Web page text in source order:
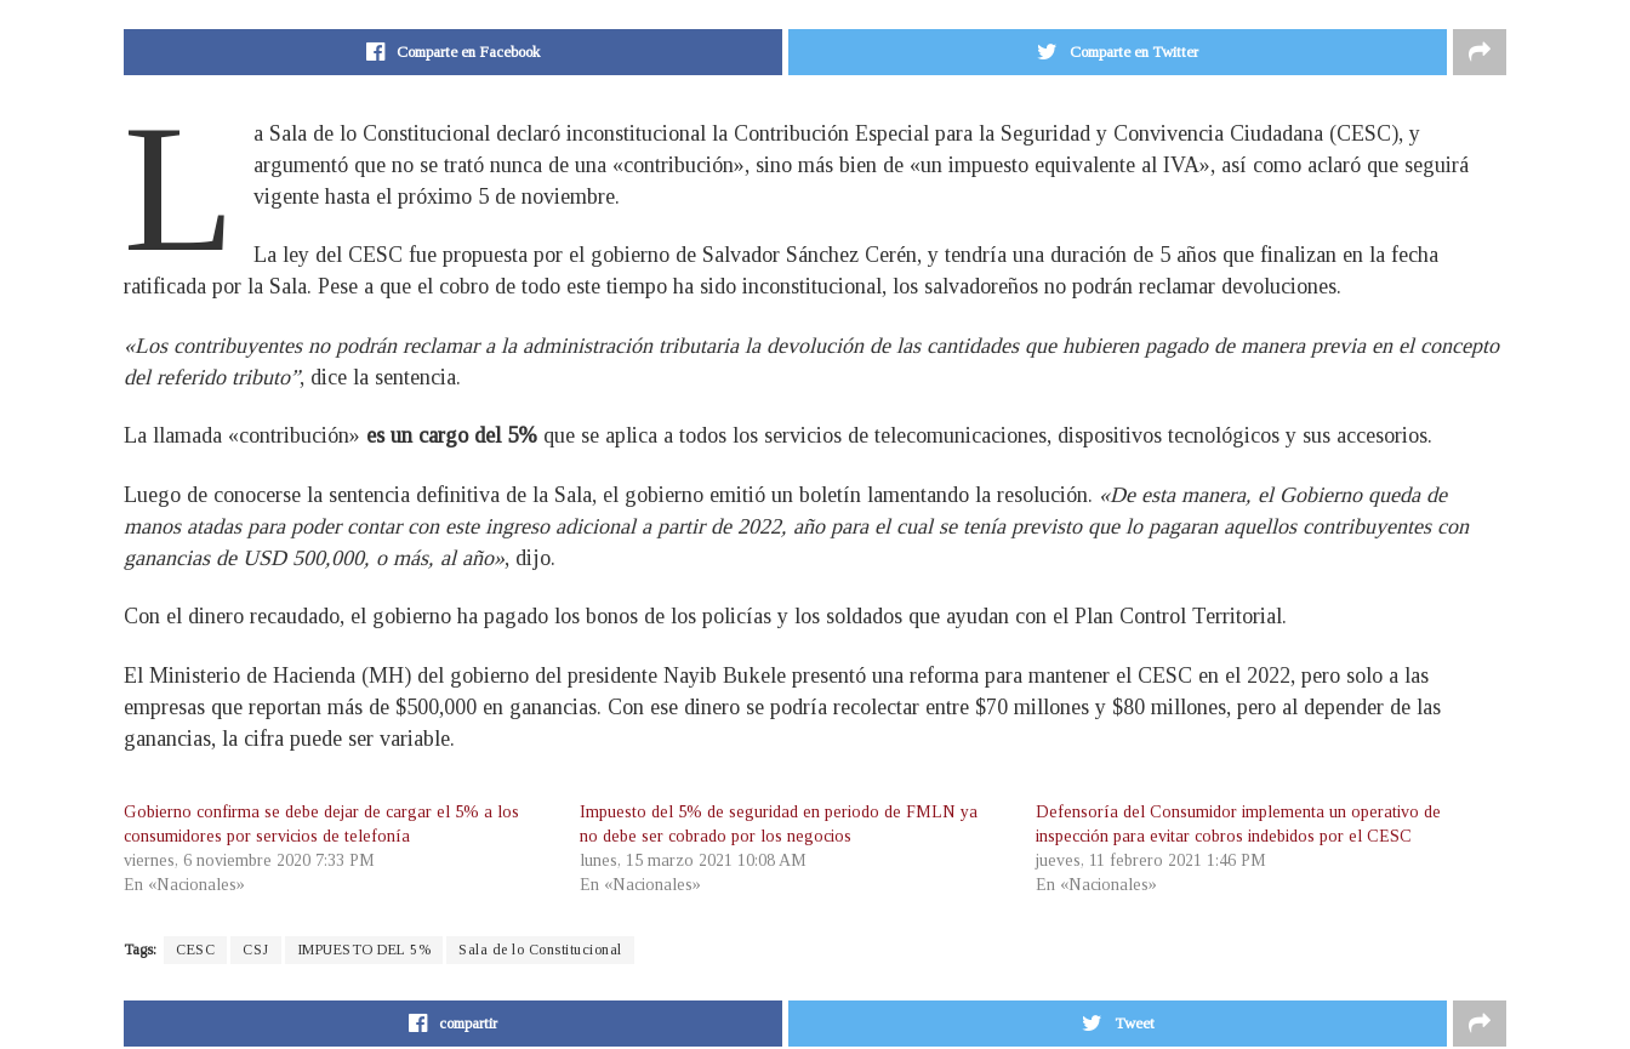
Comparte en Facebook Comparte en Twitter
L
a Sala de lo Constitucional declaró inconstitucional la Contribución Especial para la Seguridad y Convivencia Ciudadana (CESC), y
argumentó que no se trató nunca de una «contribución», sino más bien de «un impuesto equivalente al IVA», así como aclaró que seguirá
vigente hasta el próximo 5 de noviembre.
La ley del CESC fue propuesta por el gobierno de Salvador Sánchez Cerén, y tendría una duración de 5 años que finalizan en la fecha
ratificada por la Sala. Pese a que el cobro de todo este tiempo ha sido inconstitucional, los salvadoreños no podrán reclamar devoluciones.
«Los contribuyentes no podrán reclamar a la administración tributaria la devolución de las cantidades que hubieren pagado de manera previa en el concepto
del referido tributo”, dice la sentencia.
La llamada «contribución» es un cargo del 5% que se aplica a todos los servicios de telecomunicaciones, dispositivos tecnológicos y sus accesorios.
Luego de conocerse la sentencia definitiva de la Sala, el gobierno emitió un boletín lamentando la resolución. «De esta manera, el Gobierno queda de
manos atadas para poder contar con este ingreso adicional a partir de 2022, año para el cual se tenía previsto que lo pagaran aquellos contribuyentes con
ganancias de USD 500,000, o más, al año», dijo.
Con el dinero recaudado, el gobierno ha pagado los bonos de los policías y los soldados que ayudan con el Plan Control Territorial.
El Ministerio de Hacienda (MH) del gobierno del presidente Nayib Bukele presentó una reforma para mantener el CESC en el 2022, pero solo a las
empresas que reportan más de $500,000 en ganancias. Con ese dinero se podría recolectar entre $70 millones y $80 millones, pero al depender de las
ganancias, la cifra puede ser variable.
Gobierno confirma se debe dejar de cargar el 5% a los
consumidores por servicios de telefonía
viernes, 6 noviembre 2020 7:33 PM
En «Nacionales»
Impuesto del 5% de seguridad en periodo de FMLN ya
no debe ser cobrado por los negocios
lunes, 15 marzo 2021 10:08 AM
En «Nacionales»
Defensoría del Consumidor implementa un operativo de
inspección para evitar cobros indebidos por el CESC
jueves, 11 febrero 2021 1:46 PM
En «Nacionales»
Tags: CESC CSJ IMPUESTO DEL 5% Sala de lo Constitucional
compartir Tweet